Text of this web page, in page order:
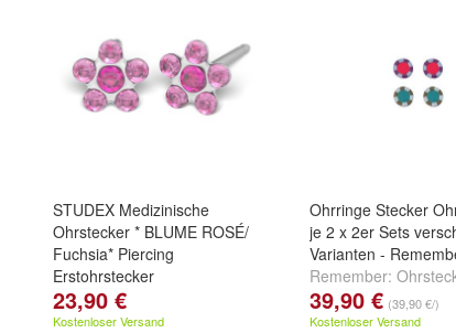
STUDEX Medizinische
Ohrstecker * BLUME ROSÉ/
Fuchsia* Piercing
Erstohrstecker
23,90 €
Kostenloser Versand
Ohrringe Stecker
je 2 x 2er Sets
Varianten -
Remember:
Ohrstecker Set 2,
Set 3undweitere ...
39,90 € (39,90 €/)
Kostenloser Versand